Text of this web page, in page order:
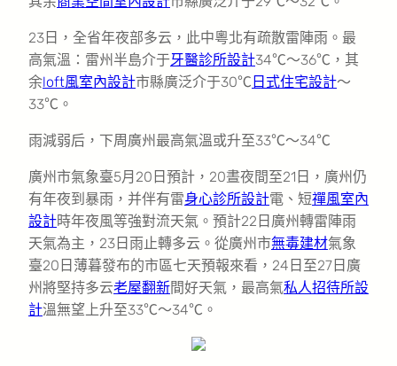
23日，全省年夜部多云，此中粵北有疏散雷陣雨。最
高氣溫：雷州半島介于牙醫診所設計34℃～36℃，其
余loft風室內設計市縣廣泛介于30℃ 日式住宅設計～
33℃。
雨減弱后，下周廣州最高氣溫或升至33℃～34℃
廣州市氣象臺5月20日預計，20晝夜間至21日，廣州仍
有年夜到暴雨，并伴有雷身心診所設計電、短禪風室內
設計時年夜風等強對流天氣。預計22日廣州轉雷陣雨
天氣為主，23日雨止轉多云。從廣州市無毒建材氣象
臺20日薄暮發布的市區七天預報來看，24日至27日廣
州將堅持多云老屋翻新間好天氣，最高氣私人招待所設
計溫無望上升至33℃～34℃。